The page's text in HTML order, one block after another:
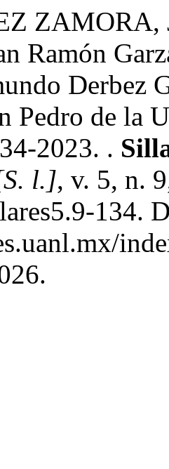
ZAMORA,
Ramón
Derbez
Pedro de
2023. .
l.], v. 5, n.
134.